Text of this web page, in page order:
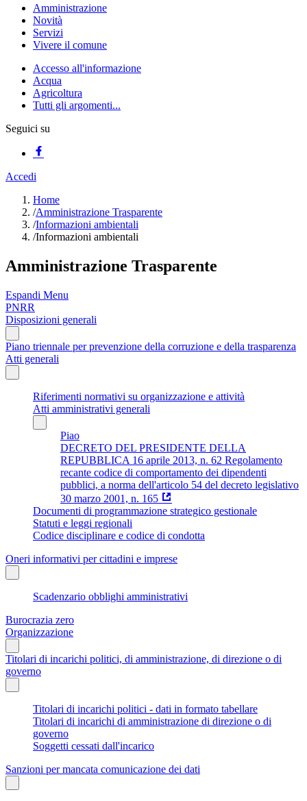
Amministrazione
Novità
Servizi
Vivere il comune
Accesso all'informazione
Acqua
Agricoltura
Tutti gli argomenti...
Seguici su
Accedi
Home
/Amministrazione Trasparente
/Informazioni ambientali
/Informazioni ambientali
Amministrazione Trasparente
Espandi Menu
PNRR
Disposizioni generali
Piano triennale per prevenzione della corruzione e della trasparenza
Atti generali
Riferimenti normativi su organizzazione e attività
Atti amministrativi generali
Piao
DECRETO DEL PRESIDENTE DELLA
REPUBBLICA 16 aprile 2013, n. 62 Regolamento
recante codice di comportamento dei dipendenti
pubblici, a norma dell'articolo 54 del decreto legislativo
30 marzo 2001, n. 165
Documenti di programmazione strategico gestionale
Statuti e leggi regionali
Codice disciplinare e codice di condotta
Oneri informativi per cittadini e imprese
Scadenzario obblighi amministrativi
Burocrazia zero
Organizzazione
Titolari di incarichi politici, di amministrazione, di direzione o di
governo
Titolari di incarichi politici - dati in formato tabellare
Titolari di incarichi di amministrazione di direzione o di
governo
Soggetti cessati dall'incarico
Sanzioni per mancata comunicazione dei dati